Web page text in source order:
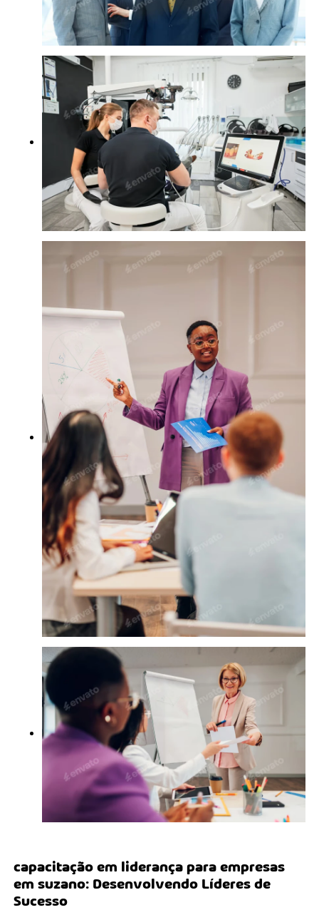
capacitação em liderança para empresas
em suzano: Desenvolvendo Líderes de
Sucesso